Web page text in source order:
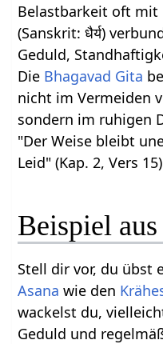
Belastbarkeit oft mit
(Sanskrit: धैर्य)
Geduld,
Die Bhagavad Gita
nicht im Vermeiden
sondern im ruhigen
"Der Weise bleibt
Leid" (Kap. 2, Vers
Beispiel
Stell dir vor, du übst
Asana wie den
wackelst du,
Geduld und